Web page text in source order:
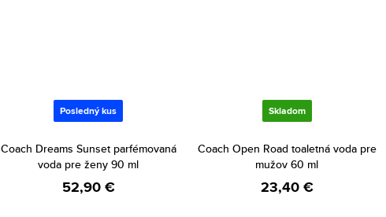
Posledný kus
Coach Dreams Sunset parfémovaná
voda pre ženy 90 ml
52,90 €
Skladom
Coach Open Road toaletná voda pre
mužov 60 ml
23,40 €